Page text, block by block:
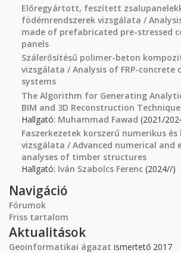
Előregyártott, feszített
födémrendszerek vizsgálata /
made of prefabricated pre-stressed
panels
Szálerősítésű polimer-beton
vizsgálata / Analysis of FRP-concrete
systems
The Algorithm for Generating
BIM and 3D Reconstruction
Hallgató: Muhammad Fawad (2021/
Faszerkezetek korszerű numerikus
vizsgálata / Advanced numerical and
analyses of timber structures
Hallgató: Iván Szabolcs Ferenc (2024//)
Navigáció
Fórumok
Friss tartalom
Aktualitások
Geoinformatikai ágazat ismertető 2017